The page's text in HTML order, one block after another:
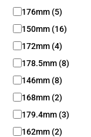
176mm (5)
150mm (16)
172mm (4)
178.5mm (8)
146mm (8)
168mm (2)
179.4mm (3)
162mm (2)